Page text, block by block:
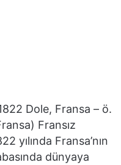
Dole, Fransa – ö.
Fransız
yılında Fransa’nın
dünyaya